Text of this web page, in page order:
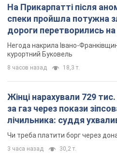
На Прикарпатті після
спеки пройшла потужна
дороги перетворились на
Відео
Негода накрила Івано-
курортний Буковель
8 часов назад 18,3 т.
Жінці нарахували 729
за газ через покази
лічильника: суддя
неочікуване рішення
Чи треба платити борг через
3 часа назад 30,2 т.